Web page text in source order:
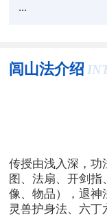
...
闾山法介绍
传授由浅入深，功
图、法扇、开剑
像、物品），退神
灵兽护身法、六